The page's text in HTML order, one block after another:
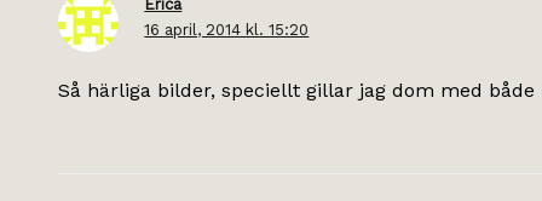
Erica
16 april, 2014 kl. 15:20
Så härliga bilder, speciellt gillar jag dom med både